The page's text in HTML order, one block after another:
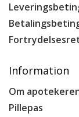
Information
Om
Pillepas